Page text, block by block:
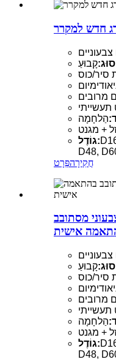
חדש למקרר
צבעוניים
סוּג:קָבוּעַ
סיר/כוס
מרובים
תעשייתי
הַלחָמָה
גוֹדֶל:
D48,
חֲקִירָהפְּרָט
מסתובב
אישית
צבעוניים
סוּג:קָבוּעַ
סיר/כוס
מרובים
תעשייתי
הַלחָמָה
גוֹדֶל:
D48,